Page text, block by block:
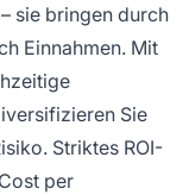
sie bringen durch
Einnahmen. Mit
Sie
Striktes ROI-
per